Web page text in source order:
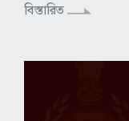
বিস্তারিত